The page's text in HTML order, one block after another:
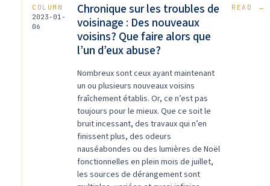
COLUMN
2023-01-
06
Chronique sur les troubles de
voisinage : Des nouveaux
voisins? Que faire alors que
l’un d’eux abuse?
READ →
Nombreux sont ceux ayant maintenant
un ou plusieurs nouveaux voisins
fraîchement établis. Or, ce n’est pas
toujours pour le mieux. Que ce soit le
bruit incessant, des travaux qui n’en
finissent plus, des odeurs
nauséabondes ou des lumières de Noël
fonctionnelles en plein mois de juillet,
les sources de dérangement sont